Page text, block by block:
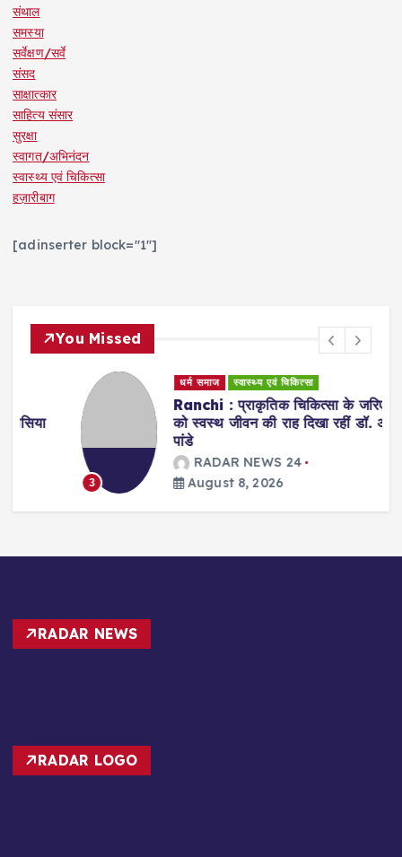
संथाल
समस्या
सर्वेक्षण/सर्वे
संसद
साक्षात्कार
साहित्य संसार
सुरक्षा
स्वागत/अभिनंदन
स्वास्थ्य एवं चिकित्सा
हज़ारीबाग
[adinserter block="1"]
You Missed
धर्म समाज स्वास्थ्य एवं चिकित्सा
Ranchi : प्राकृतिक चिकित्सा के जरिए मरीजों
को स्वस्थ जीवन की राह दिखा रहीं डॉ. अरवशी
RADAR NEWS 24
August 8, 2026
RADAR NEWS
RADAR LOGO